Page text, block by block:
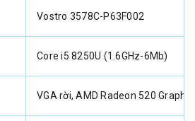
Vostro 3578C-P63F002
Core i5 8250U (1.6GHz-6Mb)
VGA rời, AMD Radeon 520